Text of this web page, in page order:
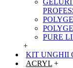
PURE
+
KIT UNGHII
ACRYL +